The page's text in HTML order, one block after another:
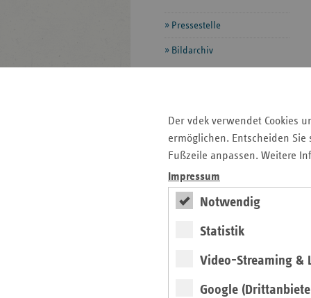
Der vdek verwendet Cookies
ermöglichen. Entscheiden
Fußzeile anpassen. Weitere
Impressum
Notwendig
Statistik
Video-Streaming &
Google
Pressestelle
Bildarchiv
mit
weiteren
Informationen
Kontakt und Anfahrt
Broschüre